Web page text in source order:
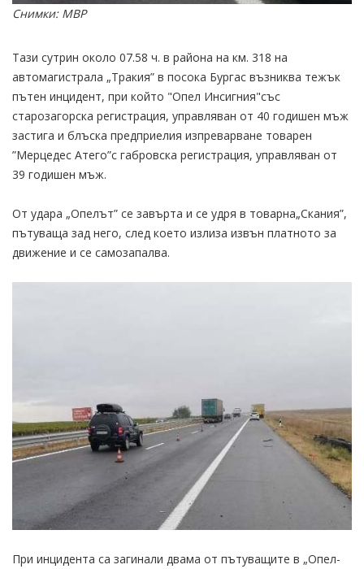
Снимки: МВР
Тази сутрин около 07.58 ч. в района на км. 318 на
автомагистрала „Тракия” в посока Бургас възниква тежък
пътен инцидент, при който "Опел Инсигния"със
старозагорска регистрация, управляван от 40 годишен мъж
застига и блъска предприелия изпреварване товарен
”Мерцедес Атего”с габровска регистрация, управляван от
39 годишен мъж.
От удара „Опелът” се завърта и се удря в товарна„Скания”,
пътуваща зад него, след което излиза извън платното за
движение и се самозапалва.
При инцидента са загинали двама от пътуващите в „Опел-